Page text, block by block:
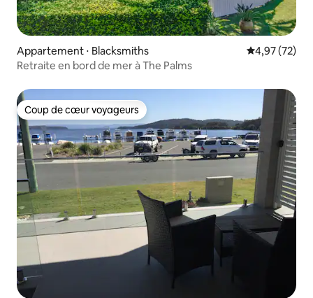
Appartement ⋅ Blacksmiths Évaluation
4,97 (72)
Retraite en bord de mer à The Palms
Coup de cœur voyageurs
Coup de cœur voyageurs